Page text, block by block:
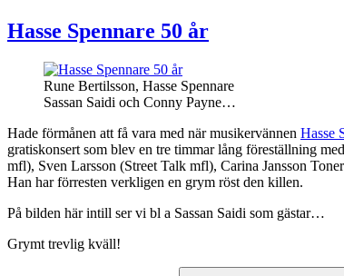
Hasse Spennare 50 år
Rune Bertilsson, Hasse Spennare
Sassan Saidi och Conny Payne…
Hade förmånen att få vara med när musikervännen Hasse
gratiskonsert som blev en tre timmar lång föreställning
mfl), Sven Larsson (Street Talk mfl), Carina Jansson
Han har förresten verkligen en grym röst den killen.
På bilden här intill ser vi bl a Sassan Saidi som gästar…
Grymt trevlig kväll!